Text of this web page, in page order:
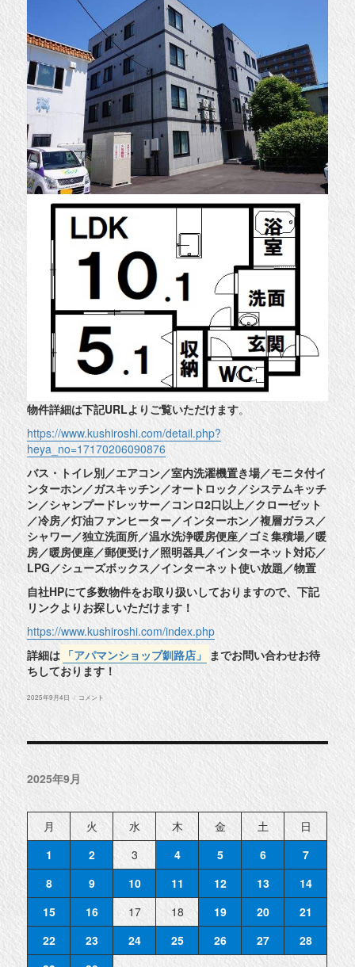
物件詳細は下記URLよりご覧いただけます。
https://www.kushiroshi.com/detail.php?
heya_no=17170206090876
バス・トイレ別／エアコン／室内洗濯機置き場／モニタ付イ
ンターホン／ガスキッチン／オートロック／システムキッチ
ン／シャンプードレッサー／コンロ2口以上／クローゼット
／冷房／灯油ファンヒーター／インターホン／複層ガラス／
シャワー／独立洗面所／温水洗浄暖房便座／ゴミ集積場／暖
房／暖房便座／郵便受け／照明器具／インターネット対応／
LPG／シューズボックス／インターネット使い放題／物置
自社HPにて多数物件をお取り扱いしておりますので、下記
リンクよりお探しいただけます！
https://www.kushiroshi.com/index.php
詳細は 「アパマンショップ釧路店」
までお問い合わせお待
ちしております！
投
2025年9月4日
◆
◆
コメント
2025年9月
月 火 水 木 金 土
日
1
2 3 4 5 6
7
8
9 10 11 12 13
14
15
16 17 18 19 20
21
22
23 24 25 26 27
28